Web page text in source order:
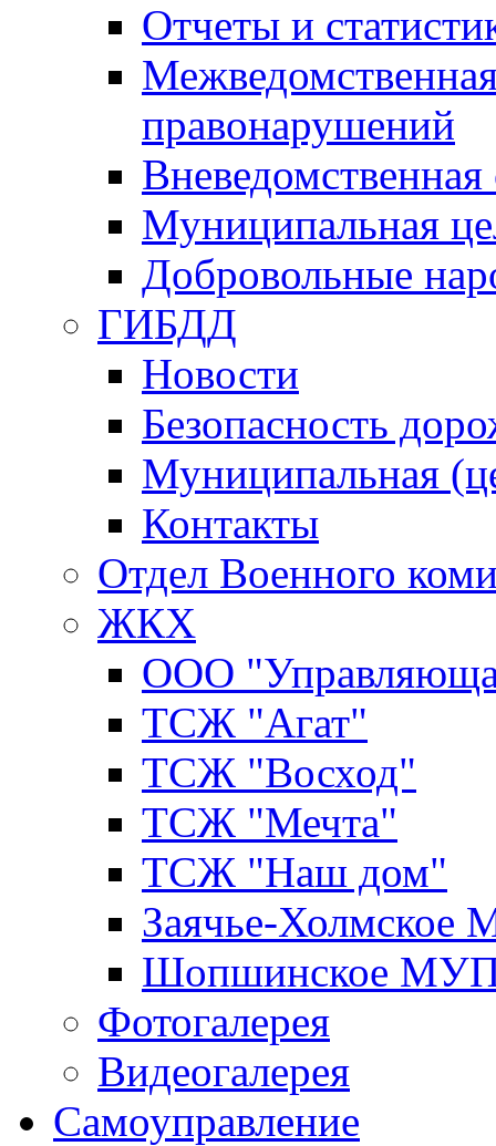
Отчеты и
правонарушений
Вневедомственная
Муниципальная
Добровольные
ГИБДД
Новости
Безопасность
Муниципальная
Контакты
Отдел Военного
ЖКХ
ООО
ТСЖ "Агат"
ТСЖ "Восход"
ТСЖ "Мечта"
ТСЖ "Наш дом"
Заячье-
Шопшинское
Фотогалерея
Видеогалерея
Самоуправление